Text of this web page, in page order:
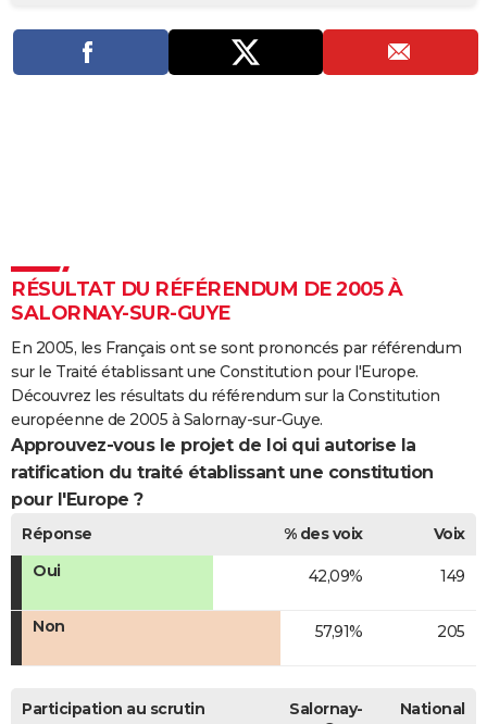
PHOTO
GUIDES D'ACHAT
COPAINS D'AVANT
FORUM
Bricolage
Lifestyle
Culture
Sport
Auto
Television
Voyage
Cinema
RÉSULTAT DU RÉFÉRENDUM DE 2005 À
SALORNAY-SUR-GUYE
En 2005, les Français ont se sont prononcés par référendum
sur le Traité établissant une Constitution pour l'Europe.
Découvrez les résultats du référendum sur la Constitution
européenne de 2005 à Salornay-sur-Guye.
Approuvez-vous le projet de loi qui autorise la
ratification du traité établissant une constitution
pour l'Europe ?
Réponse % des voix
Voix
Oui
42,09% 149
Non 57,91% 205
Participation au scrutin
Salornay-
National